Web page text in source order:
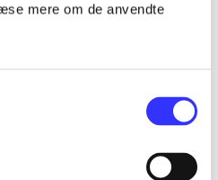
mere om de anvendte